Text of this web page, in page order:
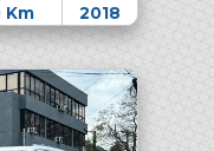
Km 2018